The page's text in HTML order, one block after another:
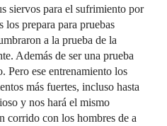
siervos para el sufrimiento por
los prepara para pruebas
a la prueba de la
Además de ser una prueba
Pero ese entrenamiento los
más fuertes, incluso hasta
y nos hará el mismo
corrido con los hombres de a